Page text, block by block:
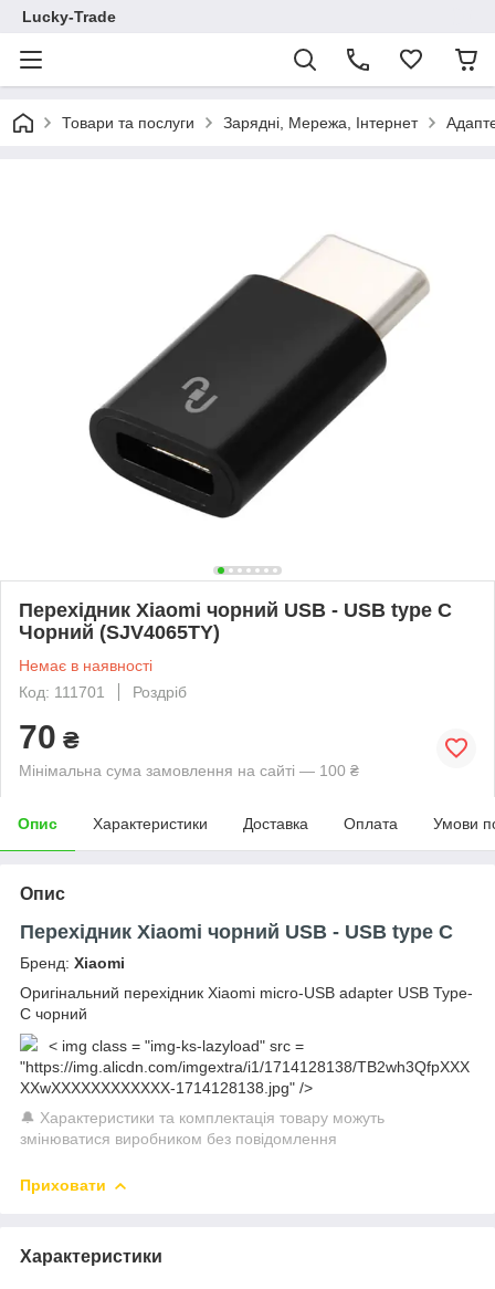
Lucky-Trade
Товари та послуги Зарядні, Мережа, Інтернет
Перехідник Xiaomi чорний USB - USB type C
Чорний (SJV4065TY)
Немає в наявності
Код: 111701
Роздріб
70 ₴
Мінімальна сума замовлення на сайті — 100 ₴
Опис Характеристики Доставка Оплата Умови
Опис
Перехідник Xiaomi чорний USB - USB type C
Бренд: Xiaomi
Оригінальний перехідник Xiaomi micro-USB adapter USB Type-
C чорний
< img class = "img-ks-lazyload" src =
"https://img.alicdn.com/imgextra/i1/1714128138/TB2wh3QfpXXX
XXwXXXXXXXXXXXX-1714128138.jpg" />
🔔 Характеристики та комплектація товару можуть
змінюватися виробником без повідомлення
Приховати
Характеристики